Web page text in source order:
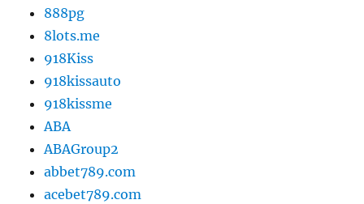
888pg
8lots.me
918Kiss
918kissauto
918kissme
ABA
ABAGroup2
abbet789.com
acebet789.com